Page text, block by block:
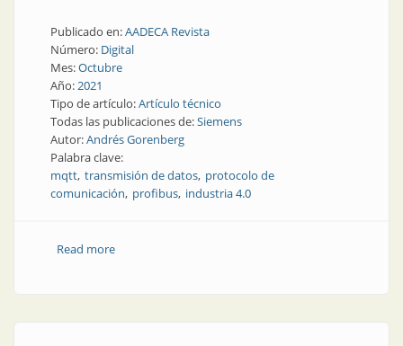
Publicado en:AADECA Revista
Número: Digital
Mes:Octubre
Año:2021
Tipo de artículo:Artículo técnico
Todas las publicaciones de:Siemens
Autor:Andrés Gorenberg
Palabra clave:
mqtt transmisión de datos protocolo de
comunicación profibus industria 4.0
Read moreabout Conflicto generacional: Industria 4.0 con